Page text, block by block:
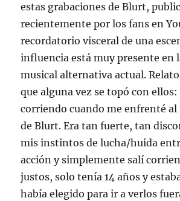
estas grabaciones de Blurt,
recientemente por los fans en
recordatorio visceral de una
influencia está muy presente en
musical alternativa actual.
que alguna vez se topó con
corriendo cuando me enfrenté
de Blurt. Era tan fuerte, tan
mis instintos de lucha/huida
acción y simplemente salí
justos, solo tenía 14 años y
había elegido para ir a verlos